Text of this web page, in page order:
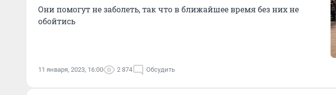
Они помогут не заболеть, так что в ближайшее время без них не
обойтись
11 января, 2023, 16:00 2 874 Обсудить